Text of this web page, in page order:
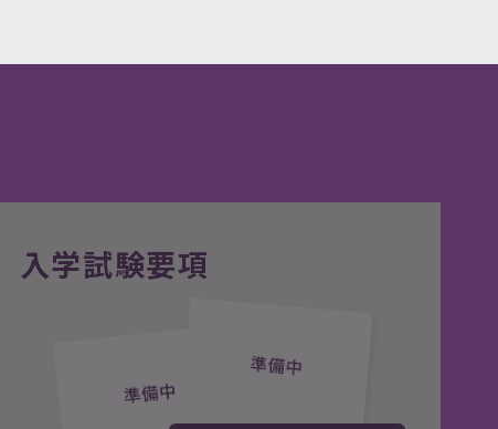
入学試験要項